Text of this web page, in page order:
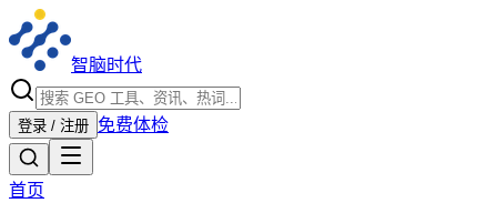
智脑时代
登录 / 注册 免费体检
首页